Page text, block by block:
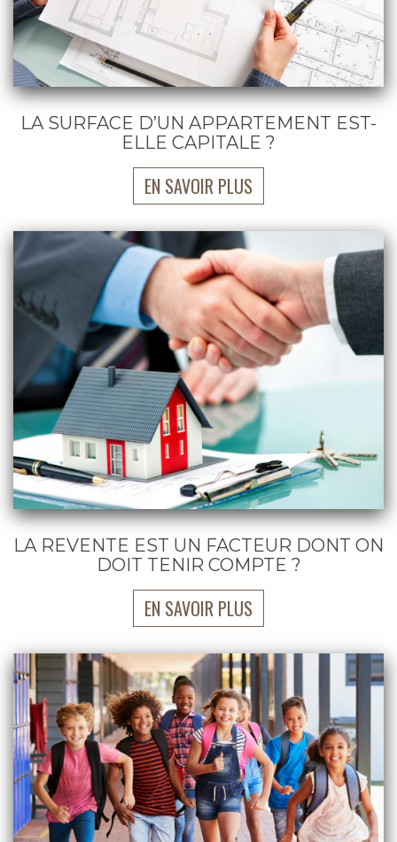
LA SURFACE D’UN APPARTEMENT EST-
ELLE CAPITALE ?
EN SAVOIR PLUS
LA REVENTE EST UN FACTEUR DONT ON
DOIT TENIR COMPTE ?
EN SAVOIR PLUS